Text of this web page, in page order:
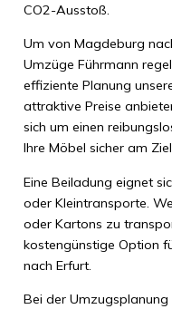
CO2-Ausstoß.
Um von Magdeburg
Umzüge Führmann
effiziente Planung
attraktive Preise
sich um einen
Ihre Möbel sicher am
Eine Beiladung eignet
oder Kleintransporte.
oder Kartons zu
kostengünstige Option
nach Erfurt.
Bei der